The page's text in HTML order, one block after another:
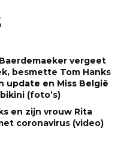
vergeet
besmette Tom Hanks
update en Miss België
(foto’s)
en zijn vrouw Rita
coronavirus (video)